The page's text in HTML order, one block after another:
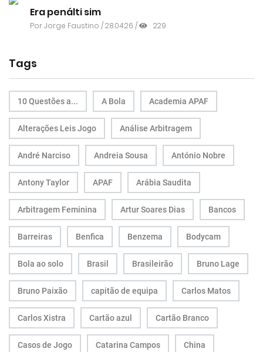
Era penálti sim
PorJorge Faustino / 28.04.26 / 229
Tags
10 Questões a... A Bola Academia APAF
Alterações Leis Jogo Análise Arbitragem
André Narciso Andreia Sousa António Nobre
Antony Taylor APAF Arábia Saudita
Arbitragem Feminina Artur Soares Dias Bancos
Barreiras Benfica Benzema Bodycam
Bola ao solo Brasil Brasileirão Bruno Lage
Bruno Paixão capitão de equipa Carlos Matos
Carlos Xistra Cartão azul Cartão Branco
Casos de Jogo Catarina Campos China